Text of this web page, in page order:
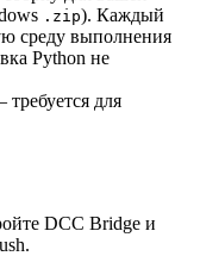
.zip). Каждый
среду выполнения
Python не
для
DCC Bridge и